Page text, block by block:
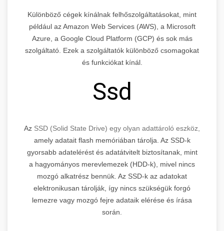
Különböző cégek kínálnak felhőszolgáltatásokat, mint
például az Amazon Web Services (AWS), a Microsoft
Azure, a Google Cloud Platform (GCP) és sok más
szolgáltató. Ezek a szolgáltatók különböző csomagokat
és funkciókat kínál.
Ssd
Az SSD (Solid State Drive) egy olyan adattároló eszköz,
amely adatait flash memóriában tárolja. Az SSD-k
gyorsabb adatelérést és adatátvitelt biztosítanak, mint
a hagyományos merevlemezek (HDD-k), mivel nincs
mozgó alkatrész bennük. Az SSD-k az adatokat
elektronikusan tárolják, így nincs szükségük forgó
lemezre vagy mozgó fejre adataik elérése és írása
során.